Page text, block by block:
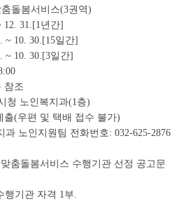
돌봄서비스(3권역)
12. 31.[1년간]
~ 10. 30.[15일간]
~ 10. 30.[3일간]
문 참조
청 노인복지과(1층)
출(우편 및 택배 접수 불가)
노인지원팀 전화번호: 032-625-2876
춤돌봄서비스 수행기관 선정 공고문
행기관 자격 1부.